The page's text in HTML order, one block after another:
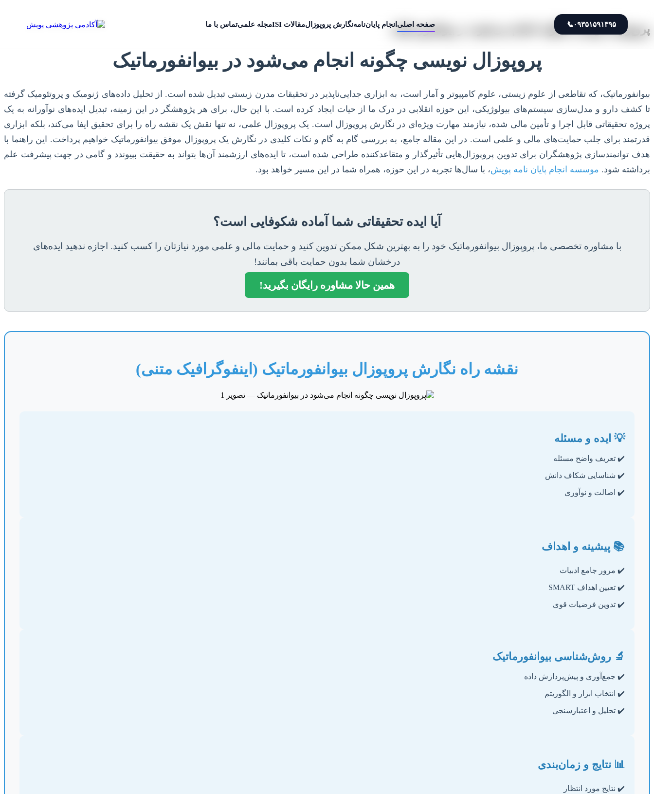
۰۹۳۵۱۵۹۱۳۹۵📞 صفحه اصلی انجام پایان‌نامهنگارش پروپوزالمقالات ISI مجله علمیتماس با ما پروپوزال نویسی چگونه انجام می‌شود در بیوانفورماتیک
پروپوزال نویسی چگونه انجام می‌شود در بیوانفورماتیک
بیوانفورماتیک، که تقاطعی از علوم زیستی، علوم کامپیوتر و آمار است، به ابزاری جدایی‌ناپذیر در تحقیقات مدرن زیستی تبدیل شده است. از تحلیل داده‌های ژنومیک و پروتئومیک گرفته
تا کشف دارو و مدل‌سازی سیستم‌های بیولوژیکی، این حوزه انقلابی در درک ما از حیات ایجاد کرده است. با این حال، برای هر پژوهشگر در این زمینه، تبدیل ایده‌های نوآورانه به یک
پروژه تحقیقاتی قابل اجرا و تأمین مالی شده، نیازمند مهارت ویژه‌ای در نگارش پروپوزال است. یک پروپوزال علمی، نه تنها نقش یک نقشه راه را برای تحقیق ایفا می‌کند، بلکه ابزاری
قدرتمند برای جلب حمایت‌های مالی و علمی است. در این مقاله جامع، به بررسی گام به گام و نکات کلیدی در نگارش یک پروپوزال موفق بیوانفورماتیک خواهیم پرداخت. این راهنما با
هدف توانمندسازی پژوهشگران برای تدوین پروپوزال‌هایی تأثیرگذار و متقاعدکننده طراحی شده است، تا ایده‌های ارزشمند آن‌ها بتواند به حقیقت بپیوندد و گامی در جهت پیشرفت علم
برداشته شود. موسسه انجام پایان نامه پویش، با سال‌ها تجربه در این حوزه، همراه شما در این مسیر خواهد بود.
آیا ایده تحقیقاتی شما آماده شکوفایی است؟
با مشاوره تخصصی ما، پروپوزال بیوانفورماتیک خود را به بهترین شکل ممکن تدوین کنید و حمایت مالی و علمی مورد نیازتان را کسب کنید. اجازه ندهید ایده‌های
درخشان شما بدون حمایت باقی بمانند!
همین حالا مشاوره رایگان بگیرید!
نقشه راه نگارش پروپوزال بیوانفورماتیک (اینفوگرافیک متنی)
💡 ایده و مسئله
✔️ تعریف واضح مسئله
✔️ شناسایی شکاف دانش
✔️ اصالت و نوآوری
📚 پیشینه و اهداف
✔️ مرور جامع ادبیات
✔️ تعیین اهداف SMART
✔️ تدوین فرضیات قوی
🔬 روش‌شناسی بیوانفورماتیک
✔️ جمع‌آوری و پیش‌پردازش داده
✔️ انتخاب ابزار و الگوریتم
✔️ تحلیل و اعتبارسنجی
📊 نتایج و زمان‌بندی
✔️ نتایج مورد انتظار